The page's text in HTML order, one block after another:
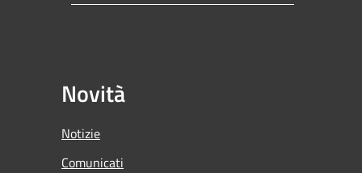
Novità
Notizie
Comunicati